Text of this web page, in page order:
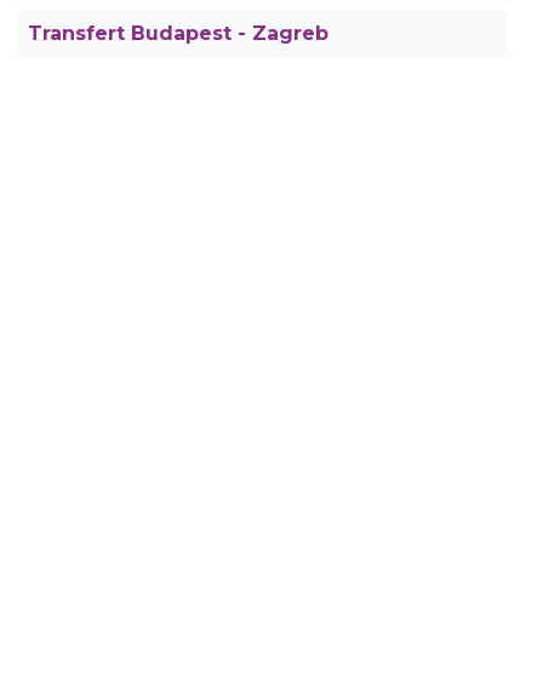
Transfert Budapest - Zagreb